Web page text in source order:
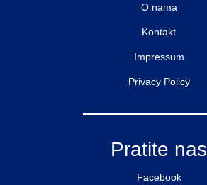
O nama
Kontakt
Impressum
Privacy Policy
Pratite nas
Facebook